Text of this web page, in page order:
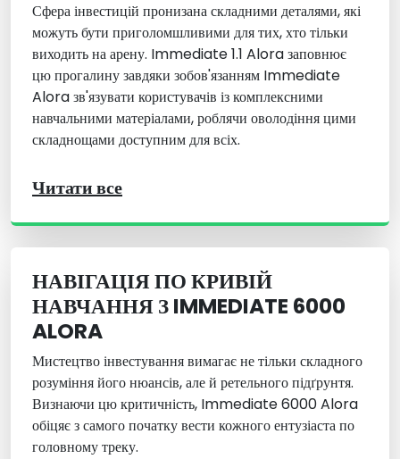
Сфера інвестицій пронизана складними деталями, які
можуть бути приголомшливими для тих, хто тільки
виходить на арену. Immediate 1.1 Alora заповнює
цю прогалину завдяки зобов'язанням Immediate
Alora зв'язувати користувачів із комплексними
навчальними матеріалами, роблячи оволодіння цими
складнощами доступним для всіх.
Читати все
НАВІГАЦІЯ ПО КРИВІЙ
НАВЧАННЯ З IMMEDIATE 6000
ALORA
Мистецтво інвестування вимагає не тільки складного
розуміння його нюансів, але й ретельного підґрунтя.
Визнаючи цю критичність, Immediate 6000 Alora
обіцяє з самого початку вести кожного ентузіаста по
головному треку.